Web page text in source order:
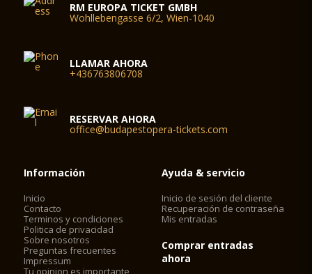
RM EUROPA TICKET GMBH
Wohllebengasse 6/2, Wien-1040
LLAMAR AHORA
+436763806708
RESERVAR AHORA
office@budapestopera-tickets.com
Información
Inicio
Contacto
Terminos y condiciones
Politica de privacidad
Sobre nosotros
Preguntas frecuentes
Impressum
Tu opinion es importante
Ayuda & servicio
Inicio de sesión del cliente
Recuperación de contraseña
Mis entradas
Comprar entradas
ahora